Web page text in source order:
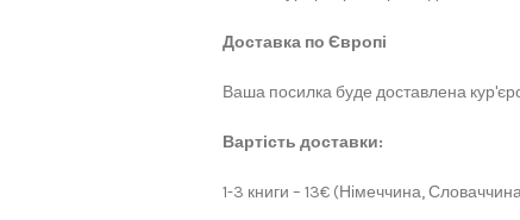
Доставка по Європі
Ваша посилка буде доставлена
Вартість доставки:
1-3 книги – 13€ (Німеччина,